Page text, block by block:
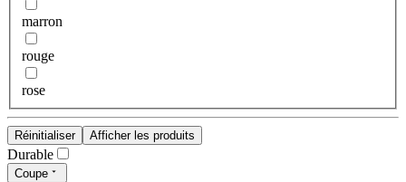
marron
rouge
rose
Réinitialiser Afficher les produits
Durable
Coupe